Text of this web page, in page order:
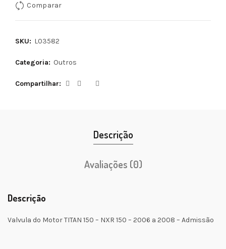
Comparar
SKU: L03582
Categoria: Outros
Compartilhar
Descrição
Avaliações (0)
Descrição
Valvula do Motor TITAN 150 – NXR 150 – 2006 a 2008 – Admissão